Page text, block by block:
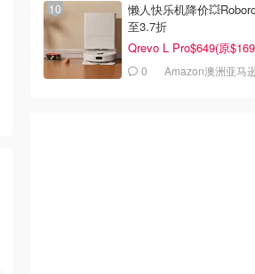
懒人快乐机降价
至3.7折
Qrevo L Pro$649(原
0 Amazon澳洲亚马